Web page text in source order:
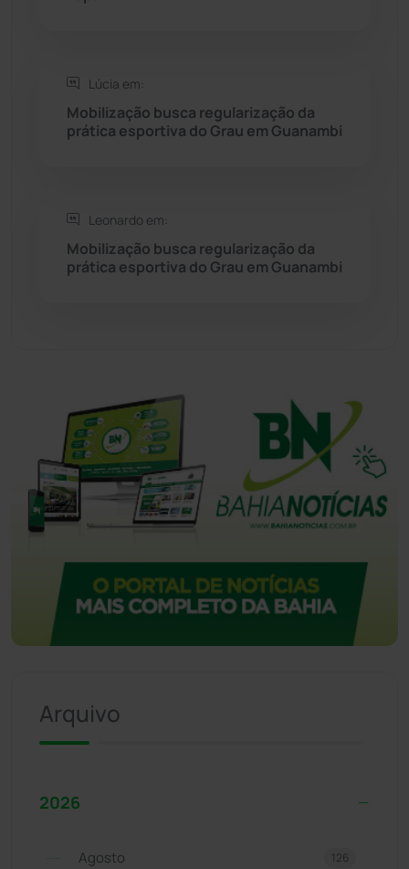
Sudoeste Baiano
Tanhaçu (425)
Lúcia em:
Mobilização busca regularização da
prática esportiva do Grau em Guanambi
Leonardo em:
Mobilização busca regularização da
prática esportiva do Grau em Guanambi
Arquivo
2026
Agosto 126